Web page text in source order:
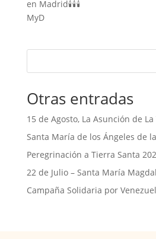
en Madrid🕯️🕯️🕯️
MyD
Otras entradas
15 de Agosto, La Asunción de
Santa María de los Ángeles de
Peregrinación a Tierra Santa
22 de Julio – Santa María
Campaña Solidaria por